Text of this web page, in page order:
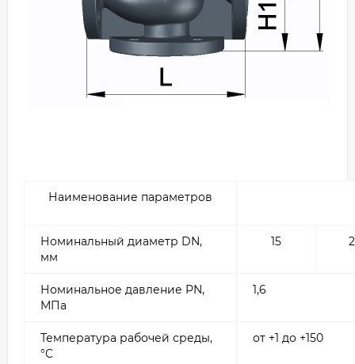
Наименование параметров
Номинальный диаметр DN,
мм
15
Номинальное давление PN,
МПа
1,6
Температура рабочей среды,
°С
от +1 до +150